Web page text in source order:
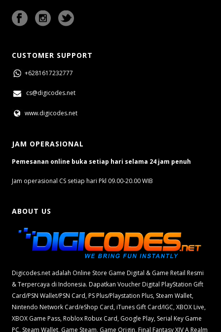
CUSTOMER SUPPORT
+6281617232777
cs@digicodes.net
www.digicodes.net
JAM OPERASIONAL
Pemesanan online buka setiap hari selama 24 jam penuh
Jam operasional CS setiap hari Pkl 09.00-20.00 WIB
ABOUT US
Digicodes.net adalah Online Store Game Digital & Game Retail Resmi
& Terpercaya di Indonesia. Dapatkan Voucher Digital PlayStation Gift
Card/PSN Wallet/PSN Card, PS Plus/Playstation Plus, Steam Wallet,
Nintendo Network Card/eShop Card, iTunes Gift Card/IGC, XBOX Live,
XBOX Game Pass, Roblox Robux Card, Google Play, Serial Key Game
PC, Steam Wallet, Game Steam, Game Origin, Final Fantasy XIV A Realm